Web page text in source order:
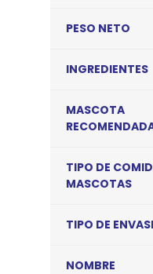
PESO NETO
INGREDIENTES
MASCOTA
TIPO DE
MASCOTAS
TIPO DE
NOMBRE